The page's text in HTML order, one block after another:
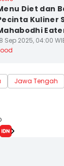
Diet dan
Kuliner
Sep 2025, 04:00
Jawa Tengah